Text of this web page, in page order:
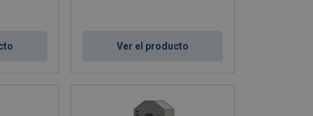
Ver el producto